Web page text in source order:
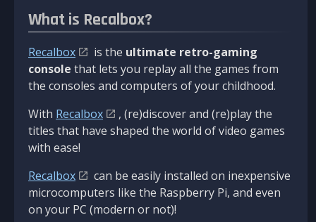
What is Recalbox?
Recalbox is the ultimate retro-gaming
console that lets you replay all the games from
the consoles and computers of your childhood.
With Recalbox
, (re)discover and (re)play the
titles that have shaped the world of video games
with ease!
Recalbox
can be easily installed on inexpensive
microcomputers like the Raspberry Pi, and even
on your PC (modern or not)!